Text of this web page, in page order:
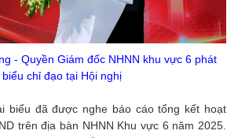
- Quyền Giám đốc NHNN khu vực 6 phát
biểu chỉ đạo tại Hội nghị
biểu đã được nghe báo cáo tổng kết hoạt
trên địa bàn NHNN Khu vực 6 năm 2025.